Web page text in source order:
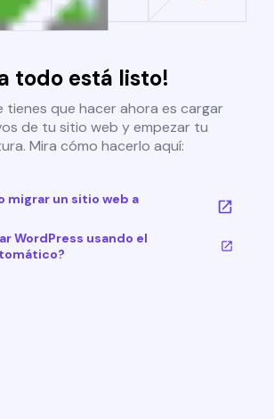
todo está listo!
tienes que hacer ahora es cargar
de tu sitio web y empezar tu
Mira cómo hacerlo aquí:
migrar un sitio web a
WordPress usando el